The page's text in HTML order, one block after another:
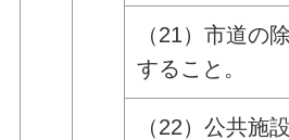
（21）市道の
すること。
（22）公共施